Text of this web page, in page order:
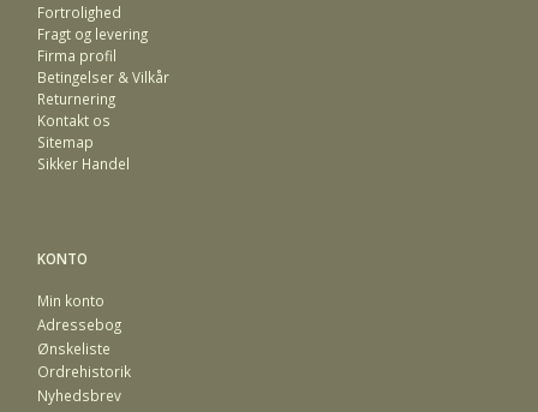
Fortrolighed
Fragt og levering
Firma profil
Betingelser & Vilkår
Returnering
Kontakt os
Sitemap
Sikker Handel
KONTO
Min konto
Adressebog
Ønskeliste
Ordrehistorik
Nyhedsbrev